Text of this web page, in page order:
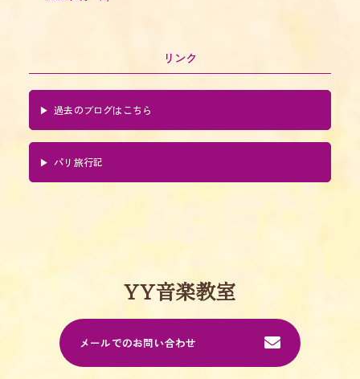
リンク
過去のブログはこちら
パリ旅行記
YY音楽教室
メールでのお問い合わせ